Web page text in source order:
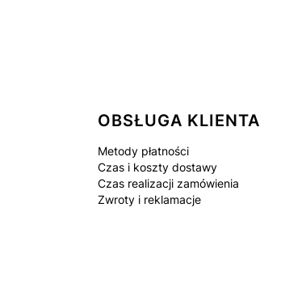
OBSŁUGA KLIENTA
Metody płatności
Czas i koszty dostawy
Czas realizacji zamówienia
Zwroty i reklamacje